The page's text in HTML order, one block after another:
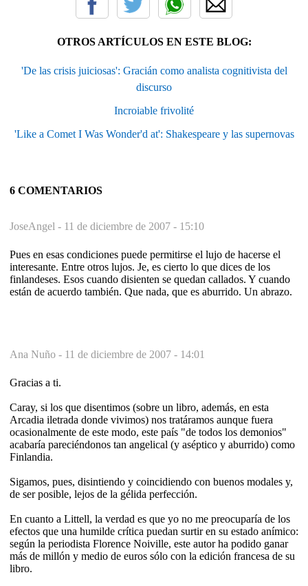
OTROS ARTÍCULOS EN ESTE BLOG:
'De las crisis juiciosas': Gracián como analista cognitivista del
discurso
Incroiable frivolité
'Like a Comet I Was Wonder'd at': Shakespeare y las supernovas
6 COMENTARIOS
JoseAngel - 11 de diciembre de 2007 - 15:10
Pues en esas condiciones puede permitirse el lujo de hacerse el
interesante. Entre otros lujos. Je, es cierto lo que dices de los
finlandeses. Esos cuando disienten se quedan callados. Y cuando
están de acuerdo también. Que nada, que es aburrido. Un abrazo.
Ana Nuño - 11 de diciembre de 2007 - 14:01
Gracias a ti.
Caray, si los que disentimos (sobre un libro, además, en esta
Arcadia iletrada donde vivimos) nos tratáramos aunque fuera
ocasionalmente de este modo, este país "de todos los demonios"
acabaría pareciéndonos tan angelical (y aséptico y aburrido) como
Finlandia.
Sigamos, pues, disintiendo y coincidiendo con buenos modales y,
de ser posible, lejos de la gélida perfección.
En cuanto a Littell, la verdad es que yo no me preocuparía de los
efectos que una humilde crítica puedan surtir en su estado anímico:
según la periodista Florence Noiville, este autor ha podido ganar
más de millón y medio de euros sólo con la edición francesa de su
libro.